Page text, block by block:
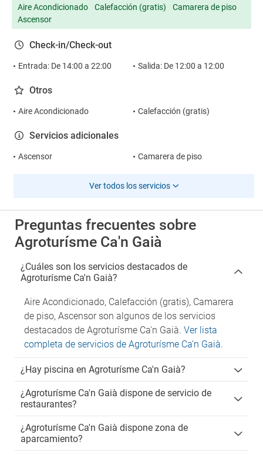
Aire Acondicionado Calefacción (gratis)
Camarera de piso
Ascensor
Check-in/Check-out
Entrada: De 14:00 a 22:00 Salida: De 12:00 a 12:00
Otros
Aire Acondicionado Calefacción (gratis)
Servicios adicionales
Ascensor Camarera de piso
Ver todos los servicios
Preguntas frecuentes sobre
Agroturísme Ca'n Gaià
¿Cuáles son los servicios destacados de
Agroturísme Ca'n Gaià?
Aire Acondicionado, Calefacción (gratis), Camarera
de piso, Ascensor son algunos de los servicios
destacados de Agroturísme Ca'n Gaià. Ver lista
completa de servicios de Agroturísme Ca'n Gaià.
¿Hay piscina en Agroturísme Ca'n Gaià?
¿Agroturísme Ca'n Gaià dispone de servicio de
restaurantes?
¿Agroturísme Ca'n Gaià dispone zona de
aparcamiento?